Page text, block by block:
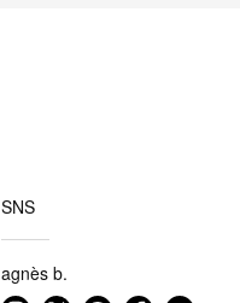
SNS
agnès b.